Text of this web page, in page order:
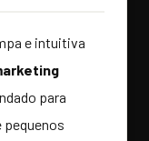
e intuitiva
para
pequenos